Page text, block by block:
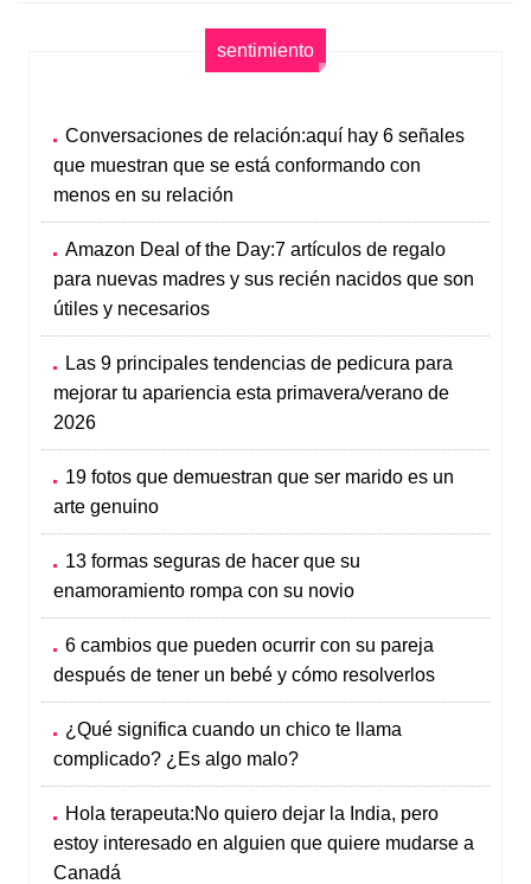
sentimiento
Conversaciones de relación:aquí hay 6 señales
que muestran que se está conformando con
menos en su relación
Amazon Deal of the Day:7 artículos de regalo
para nuevas madres y sus recién nacidos que son
útiles y necesarios
Las 9 principales tendencias de pedicura para
mejorar tu apariencia esta primavera/verano de
2026
19 fotos que demuestran que ser marido es un
arte genuino
13 formas seguras de hacer que su
enamoramiento rompa con su novio
6 cambios que pueden ocurrir con su pareja
después de tener un bebé y cómo resolverlos
¿Qué significa cuando un chico te llama
complicado? ¿Es algo malo?
Hola terapeuta:No quiero dejar la India, pero
estoy interesado en alguien que quiere mudarse a
Canadá